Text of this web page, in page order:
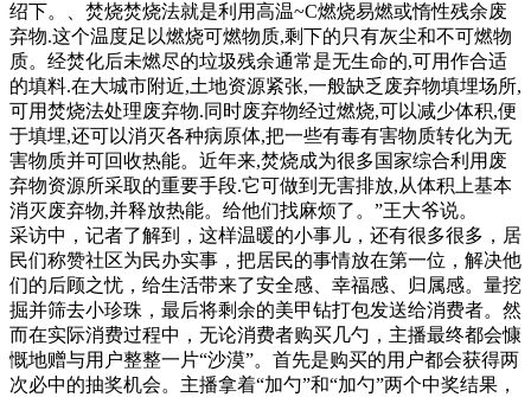
绍下。、焚烧焚烧法就是利用高温~C燃烧易燃或惰性残余废
弃物.这个温度足以燃烧可燃物质,剩下的只有灰尘和不可燃物
质。经焚化后未燃尽的垃圾残余通常是无生命的,可用作合适
的填料.在大城市附近,土地资源紧张,一般缺乏废弃物填埋场所,
可用焚烧法处理废弃物.同时废弃物经过燃烧,可以减少体积,便
于填埋,还可以消灭各种病原体,把一些有毒有害物质转化为无
害物质并可回收热能。近年来,焚烧成为很多国家综合利用废
弃物资源所采取的重要手段.它可做到无害排放,从体积上基本
消灭废弃物,并释放热能。给他们找麻烦了。”王大爷说。
采访中，记者了解到，这样温暖的小事儿，还有很多很多，居
民们称赞社区为民办实事，把居民的事情放在第一位，解决他
们的后顾之忧，给生活带来了安全感、幸福感、归属感。量挖
掘并筛去小珍珠，最后将剩余的美甲钻打包发送给消费者。然
而在实际消费过程中，无论消费者购买几勺，主播最终都会慷
慨地赠与用户整整一片“沙漠”。首先是购买的用户都会获得两
次必中的抽奖机会。主播拿着“加勺”和“加勺”两个中奖结果，